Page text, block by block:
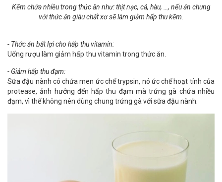
Kẽm chứa nhiều trong thức ăn như: thịt nạc, cá, hàu, …, nếu ăn chung
với thức ăn giàu chất xơ sẽ làm giảm hấp thu kẽm.
- Thức ăn bất lợi cho hấp thu vitamin:
Uống rượu làm giảm hấp thu vitamin trong thức ăn.
- Giảm hấp thu đạm:
Sữa đậu nành có chứa men ức chế trypsin, nó ức chế hoạt tính của
protease, ảnh hưởng đến hấp thu đạm mà trứng gà chứa nhiều
đạm, vì thế không nên dùng chung trứng gà với sữa đậu nành.